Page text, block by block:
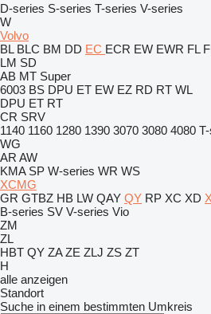
D-series S-series T-series V-series
W
Volvo
BL BLC BM DD EC ECR EW EWR FL
LM SD
AB MT Super
6003 BS DPU ET EW EZ RD RT WL
DPU ET RT
CR SRV
1140 1160 1280 1390 3070 3080 4080
WG
AR AW
KMA SP W-series WR WS
XCMG
GR GTBZ HB LW QAY QY RP XC XD
B-series SV V-series Vio
ZM
ZL
HBT QY ZA ZE ZLJ ZS ZT
H
alle anzeigen
Standort
Suche in einem bestimmten Umkreis